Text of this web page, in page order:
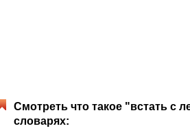
Смотреть что такое "встать с
словарях: